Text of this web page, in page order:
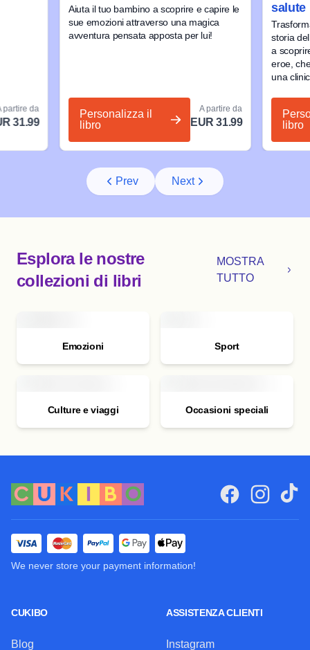
Aiuta il tuo bambino a scoprire e capire le
sue emozioni attraverso una magica
avventura pensata apposta per lui!
Personalizza il
libro
A partire da
EUR 31.99
salute
storia
a
eroe,
una
libro
partire da
31.99
Prev Next
Esplora le nostre
collezioni di libri
MOSTRA
TUTTO
Emozioni Sport
Culture e viaggi Occasioni speciali
We never store your payment information!
CUKIBO
Blog
ASSISTENZA CLIENTI
Instagram